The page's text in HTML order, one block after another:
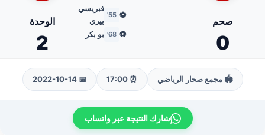
صحم
0
⚽
55'
فبريسي
بيري
⚽
68' بو بكر
الوحدة
2
🏟️ مجمع صحار الرياضي ⏰ 17:00
📅 2022-10-14
شارك النتيجة عبر واتساب